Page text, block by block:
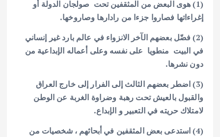
(1) هوى البعض من المثقفين تحت صولجان الدولة أو
إغراءاتها فصاروا جزءا من رادارها وصاروخها.
(2) فضّل بعضهم الآخر الانزواء في عالم بارد غير إنساني
في البيت منطويا على نفسه وعلى أعماله الإبداعية من
دون نشرها.
(3) اضطر بعضهم الثالث إلى الفرار إلى خارج العراق
والقبول بالعيش تحت رهبة وضراوة الغربة عن الوطن
لامتلاك حريته في التعبير و الإبداع.
(4) استدعى بعض المثقفين في أبحاثهم ، شخصيات من